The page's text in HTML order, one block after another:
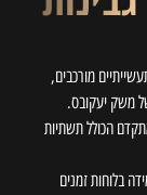
מורכבים,
משק יעקובס.
מתקדם הכולל תשתיות
בלוחות זמנים